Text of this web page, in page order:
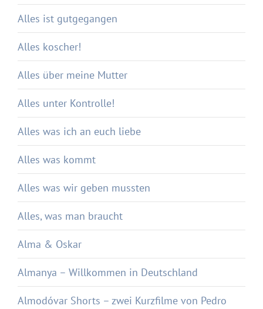
Alles ist gutgegangen
Alles koscher!
Alles über meine Mutter
Alles unter Kontrolle!
Alles was ich an euch liebe
Alles was kommt
Alles was wir geben mussten
Alles, was man braucht
Alma & Oskar
Almanya – Willkommen in Deutschland
Almodóvar Shorts – zwei Kurzfilme von Pedro